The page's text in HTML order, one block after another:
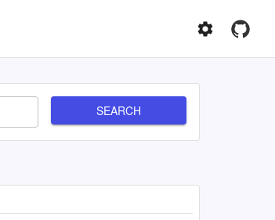
SEARCH